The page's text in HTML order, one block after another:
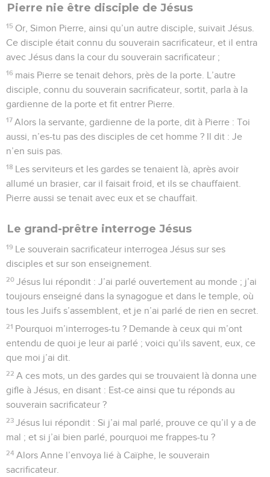
Pierre nie être disciple de Jésus
15 Or, Simon Pierre, ainsi qu’un autre disciple, suivait Jésus.
Ce disciple était connu du souverain sacrificateur, et il entra
avec Jésus dans la cour du souverain sacrificateur ;
16 mais Pierre se tenait dehors, près de la porte. L’autre
disciple, connu du souverain sacrificateur, sortit, parla à la
gardienne de la porte et fit entrer Pierre.
17 Alors la servante, gardienne de la porte, dit à Pierre : Toi
aussi, n’es-tu pas des disciples de cet homme ? Il dit : Je
n’en suis pas.
18 Les serviteurs et les gardes se tenaient là, après avoir
allumé un brasier, car il faisait froid, et ils se chauffaient.
Pierre aussi se tenait avec eux et se chauffait.
Le grand-prêtre interroge Jésus
19 Le souverain sacrificateur interrogea Jésus sur ses
disciples et sur son enseignement.
20 Jésus lui répondit : J’ai parlé ouvertement au monde ; j’ai
toujours enseigné dans la synagogue et dans le temple, où
tous les Juifs s’assemblent, et je n’ai parlé de rien en secret.
21 Pourquoi m’interroges-tu ? Demande à ceux qui m’ont
entendu de quoi je leur ai parlé ; voici qu’ils savent, eux, ce
que moi j’ai dit.
22 A ces mots, un des gardes qui se trouvaient là donna une
gifle à Jésus, en disant : Est-ce ainsi que tu réponds au
souverain sacrificateur ?
23 Jésus lui répondit : Si j’ai mal parlé, prouve ce qu’il y a de
mal ; et si j’ai bien parlé, pourquoi me frappes-tu ?
24 Alors Anne l’envoya lié à Caïphe, le souverain
sacrificateur.